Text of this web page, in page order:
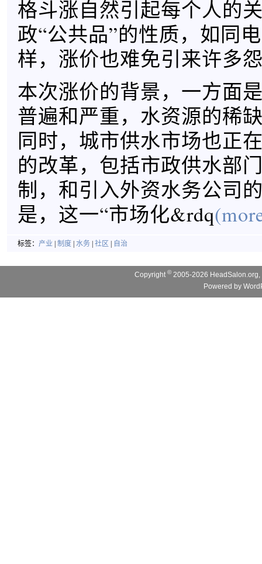
格斗涨自然引起每个人的
政“公共品”的性质，如同
样，涨价也难免引来许多
本次涨价的背景，一方面
普遍和严重，水资源的稀
同时，城市供水市场也正
的改革，包括市政供水部
制，和引入外资水务公司
是，这一“市场化&rdq
标签： 产业 制度 水务 社区 自治
Copyright© 2005-2026
Powered by